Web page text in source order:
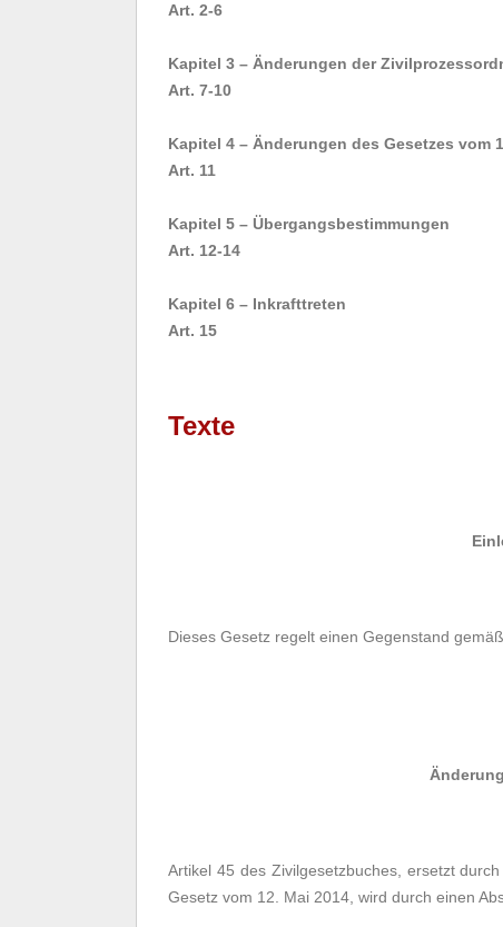
Art. 2-6
Kapitel 3 – Änderungen der
Art. 7-10
Kapitel 4 – Änderungen des Gesetzes vom
Art. 11
Kapitel 5 – Übergangsbestimmungen
Art. 12-14
Kapitel 6 – Inkrafttreten
Art. 15
Texte
Dieses Gesetz regelt einen Gegenstand
Artikel 45 des Zivilgesetzbuches, ersetzt
Gesetz vom 12. Mai 2014, wird durch einen